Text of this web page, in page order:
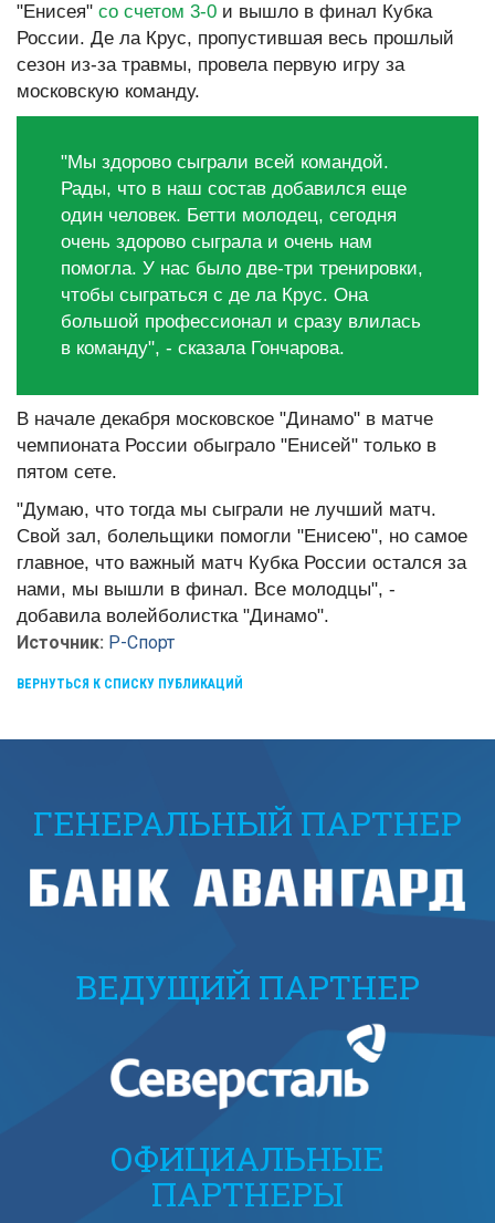
"Енисея" со счетом 3-0 и вышло в финал Кубка
России. Де ла Крус, пропустившая весь прошлый
сезон из-за травмы, провела первую игру за
московскую команду.
"Мы здорово сыграли всей командой.
Рады, что в наш состав добавился еще
один человек. Бетти молодец, сегодня
очень здорово сыграла и очень нам
помогла. У нас было две-три тренировки,
чтобы сыграться с де ла Крус. Она
большой профессионал и сразу влилась
в команду", - сказала Гончарова.
В начале декабря московское "Динамо" в матче
чемпионата России обыграло "Енисей" только в
пятом сете.
"Думаю, что тогда мы сыграли не лучший матч.
Свой зал, болельщики помогли "Енисею", но самое
главное, что важный матч Кубка России остался за
нами, мы вышли в финал. Все молодцы", -
добавила волейболистка "Динамо".
Источник: Р-Спорт
ВЕРНУТЬСЯ К СПИСКУ ПУБЛИКАЦИЙ
ГЕНЕРАЛЬНЫЙ ПАРТНЕР
ВЕДУЩИЙ ПАРТНЕР
ОФИЦИАЛЬНЫЕ
ПАРТНЕРЫ